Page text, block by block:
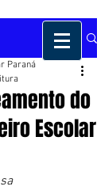
do
Escolar
Paraná